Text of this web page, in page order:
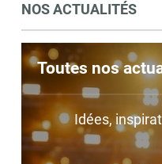
NOS ACTUALITÉS
Toutes nos
Idées,